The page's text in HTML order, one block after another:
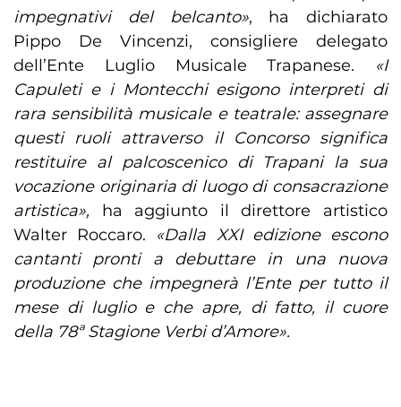
impegnativi del belcanto», ha dichiarato
Pippo De Vincenzi, consigliere delegato
dell’Ente Luglio Musicale Trapanese. «I
Capuleti e i Montecchi esigono interpreti di
rara sensibilità musicale e teatrale: assegnare
questi ruoli attraverso il Concorso significa
restituire al palcoscenico di Trapani la sua
vocazione originaria di luogo di consacrazione
artistica», ha aggiunto il direttore artistico
Walter Roccaro. «Dalla XXI edizione escono
cantanti pronti a debuttare in una nuova
produzione che impegnerà l’Ente per tutto il
mese di luglio e che apre, di fatto, il cuore
della 78ª Stagione Verbi d’Amore».